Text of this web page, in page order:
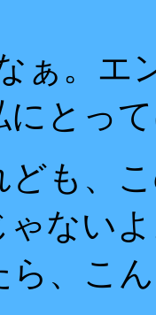
ぁ。エ
とっ
も、
ない
、こ